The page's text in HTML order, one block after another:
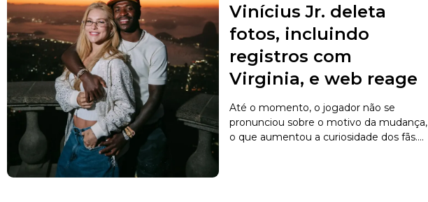
Vinícius Jr. deleta
fotos, incluindo
registros com
Virginia, e web reage
Até o momento, o jogador não se
pronunciou sobre o motivo da mudança,
o que aumentou a curiosidade dos fãs....